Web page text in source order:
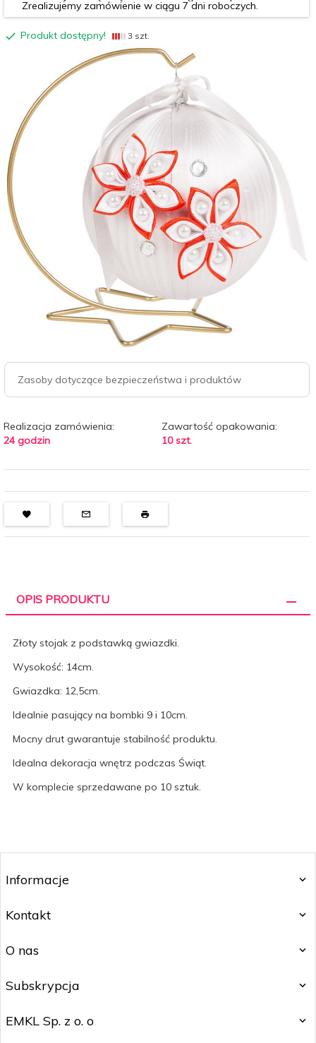
Zrealizujemy zamówienie w ciągu 7 dni roboczych.
Produkt dostępny! 3 szt.
Zasoby dotyczące bezpieczeństwa i produktów
Realizacja zamówienia:
24 godzin
Zawartość opakowania:
10 szt.
OPIS PRODUKTU
Złoty stojak z podstawką gwiazdki.
Wysokość: 14cm.
Gwiazdka: 12,5cm.
Idealnie pasujący na bombki 9 i 10cm.
Mocny drut gwarantuje stabilność produktu.
Idealna dekoracja wnętrz podczas Świąt.
W komplecie sprzedawane po 10 sztuk.
Informacje
Kontakt
O nas
Subskrypcja
EMKL Sp. z o. o